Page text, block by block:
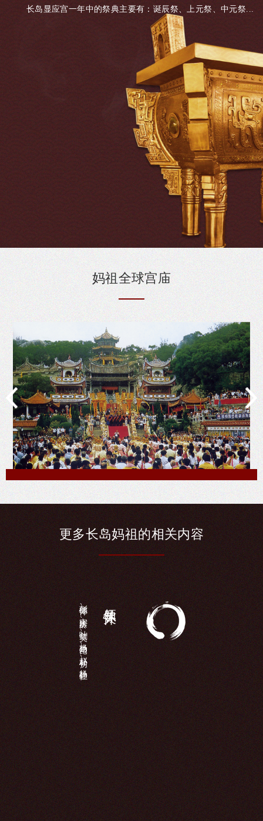
长岛显应宫一年中的祭典主要有：诞辰祭、上元祭、中元祭...
妈祖全球宫庙
湄洲妈祖庙
更多长岛妈祖的相关内容
彭德怀、宋庆龄、叶剑英、杨尚昆、赵朴初、杨静仁...